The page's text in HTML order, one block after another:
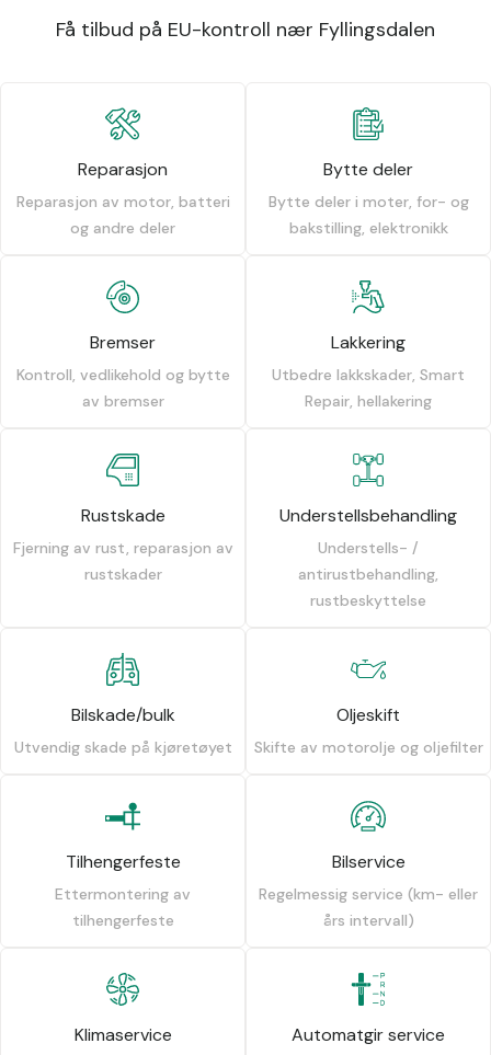
Få tilbud på EU-kontroll nær Fyllingsdalen
Reparasjon
Reparasjon av motor, batteri
og andre deler
Bytte deler
Bytte deler i moter, for- og
bakstilling, elektronikk
Bremser
Kontroll, vedlikehold og bytte
av bremser
Lakkering
Utbedre lakkskader, Smart
Repair, hellakering
Rustskade
Fjerning av rust, reparasjon av
rustskader
Understellsbehandling
Understells- /
antirustbehandling,
rustbeskyttelse
Bilskade/bulk
Utvendig skade på kjøretøyet
Oljeskift
Skifte av motorolje og oljefilter
Tilhengerfeste
Ettermontering av
tilhengerfeste
Bilservice
Regelmessig service (km- eller
års intervall)
Klimaservice Automatgir service